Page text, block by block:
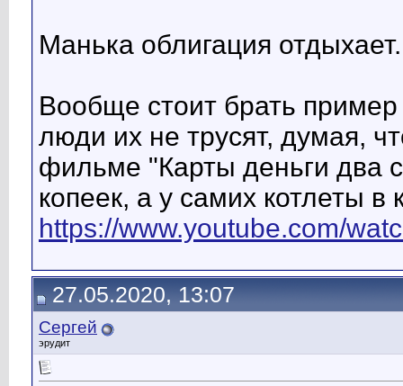
Манька облигация отдыхает.
Вообще стоит брать
люди их не трусят, думая,
фильме "Карты деньги два
копеек, а у самих котлеты в
https://www.youtube.com/
27.05.2020, 13:07
Сергей
эрудит